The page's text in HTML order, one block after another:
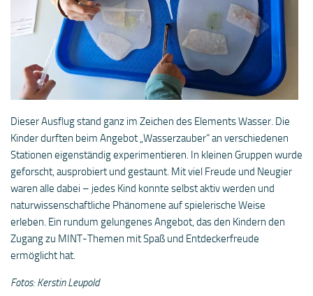
Dieser Ausflug stand ganz im Zeichen des Elements Wasser. Die
Kinder durften beim Angebot „Wasserzauber“ an verschiedenen
Stationen eigenständig experimentieren. In kleinen Gruppen wurde
geforscht, ausprobiert und gestaunt. Mit viel Freude und Neugier
waren alle dabei – jedes Kind konnte selbst aktiv werden und
naturwissenschaftliche Phänomene auf spielerische Weise
erleben. Ein rundum gelungenes Angebot, das den Kindern den
Zugang zu MINT-Themen mit Spaß und Entdeckerfreude
ermöglicht hat.
Fotos: Kerstin Leupold